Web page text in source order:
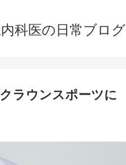
科医の日常ブログ
ラウンスポーツに